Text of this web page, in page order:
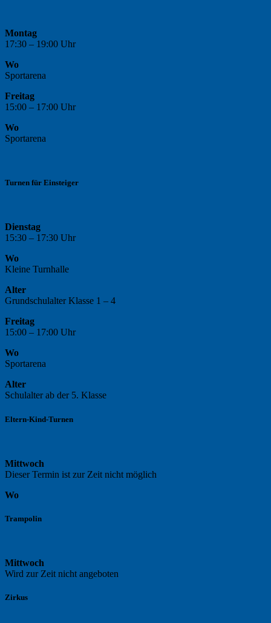
Montag
17:30 – 19:00 Uhr
Wo
Sportarena
Freitag
15:00 – 17:00 Uhr
Wo
Sportarena
Turnen für Einsteiger
Dienstag
15:30 – 17:30 Uhr
Wo
Kleine Turnhalle
Alter
Grundschulalter Klasse 1 – 4
Freitag
15:00 – 17:00 Uhr
Wo
Sportarena
Alter
Schulalter ab der 5. Klasse
Eltern-Kind-Turnen
Mittwoch
Dieser Termin ist zur Zeit nicht möglich
Wo
Trampolin
Mittwoch
Wird zur Zeit nicht angeboten
Zirkus